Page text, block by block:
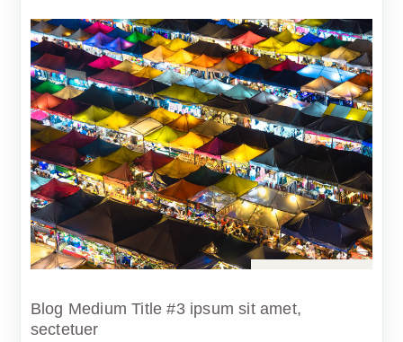
Blog Medium Title #3 ipsum sit amet,
sectetuer